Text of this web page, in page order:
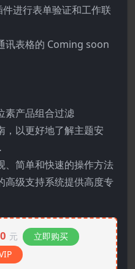
进行表单验证和工作联
讯表格的 Coming soon
素产品组合过滤
，以更好地了解主题安
、简单和快速的操作方法
高级支持系统提供高度专
元
立即购买